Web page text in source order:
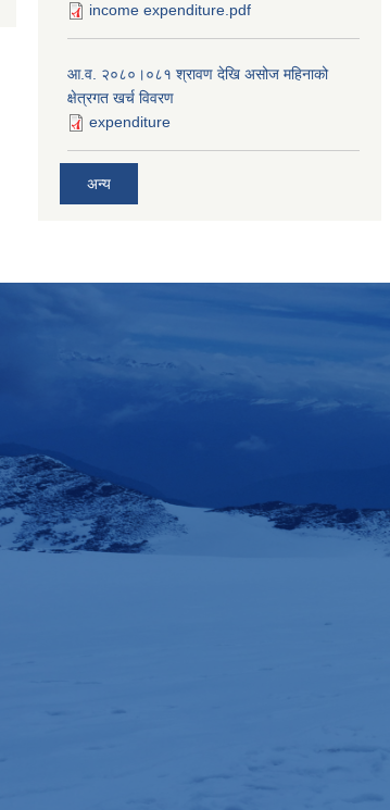
income expenditure.pdf
आ.व. २०८०।०८१ श्रावण देखि असोज महिनाको
क्षेत्रगत खर्च विवरण
expenditure
अन्य